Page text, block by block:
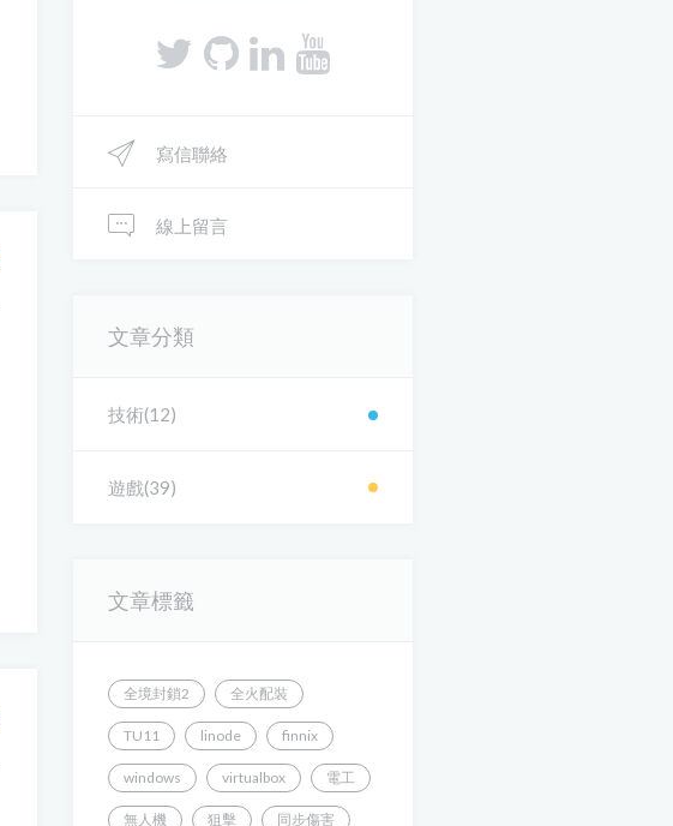
寫信聯絡
線上留言
文章分類
技術(12)
遊戲(39)
文章標籤
全境封鎖2 全火配裝
TU11 linode finnix
windows virtualbox 電工
無人機 狙擊 同步傷害